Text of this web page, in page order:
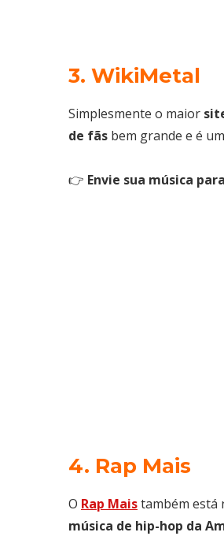
3. WikiMetal
Simplesmente o maior
de fãs bem grande e é
👉 Envie sua música
4. Rap Mais
O Rap Maistambém está
música de hip-hop da